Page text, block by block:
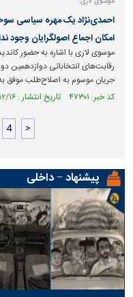
احمدی‌نژاد یک مهره سیاسی
امکان اجماع اصولگرایان وجود
موسوی لاری با اشاره به حضور
رقابت‌های انتخاباتی دوازدهمین
جریان موسوم به اصلاح‌طلب موفق
کد خبر: ۴۷۳۰۱ تاریخ انتشار : ۱۳۹۵/۱۲/۱۶
4 >
پیشنهاد − داخلی